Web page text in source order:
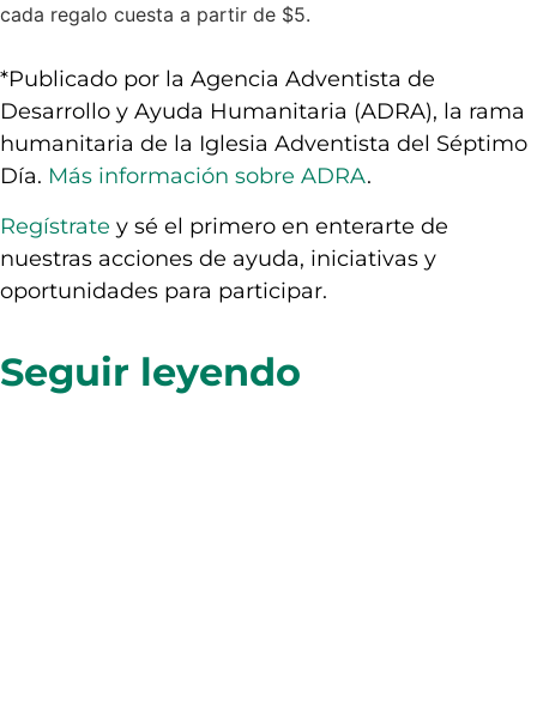
cada regalo cuesta a partir de $5.
*Publicado por la Agencia Adventista de
Desarrollo y Ayuda Humanitaria (ADRA), la rama
humanitaria de la Iglesia Adventista del Séptimo
Día. Más información sobre ADRA.
Regístrate y sé el primero en enterarte de
nuestras acciones de ayuda, iniciativas y
oportunidades para participar.
Seguir leyendo